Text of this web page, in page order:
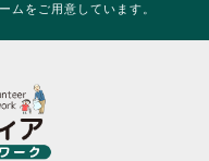
ムをご用意しています。